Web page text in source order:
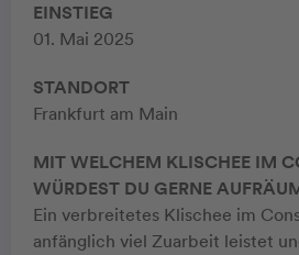
EINSTIEG
01. Mai 2025
STANDORT
Frankfurt am Main
MIT WELCHEM KLISCHEE IM
WÜRDEST DU GERNE
Ein verbreitetes Klischee im
anfänglich viel Zuarbeit leistet